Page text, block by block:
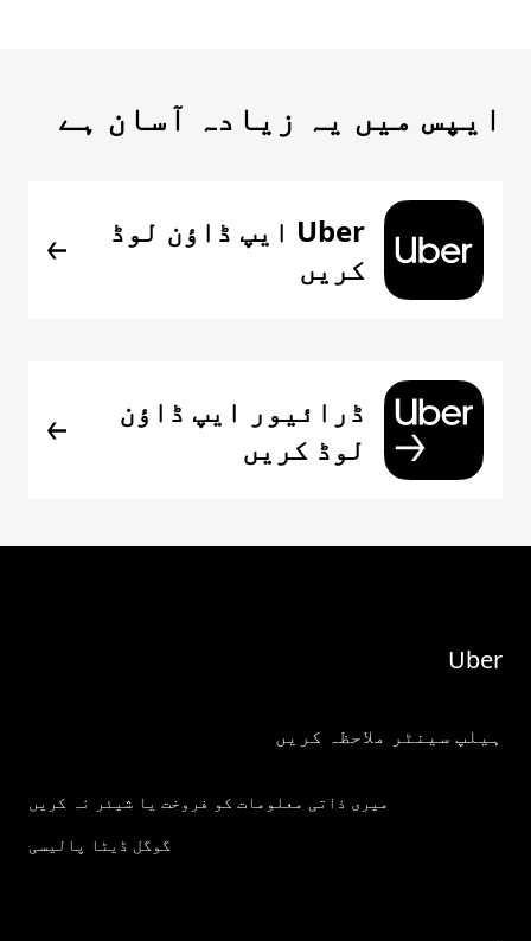
ایپس میں یہ زیادہ آسان ہے
Uber ایپ ڈاؤن لوڈ
کریں
ڈرائیور ایپ ڈاؤن
لوڈ کریں
Uber
ہیلپ سینٹر ملاحظہ کریں
میری ذاتی معلومات کو فروخت یا شیئر نہ کریں
گوگل ڈیٹا پالیسی